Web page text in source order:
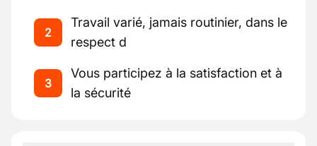
2
Travail varié, jamais routinier, dans le
respect d
3
Vous participez à la satisfaction et à
la sécurité